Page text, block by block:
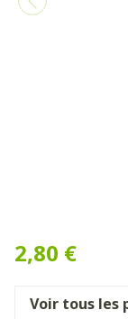
2,80 €
Voir tous les